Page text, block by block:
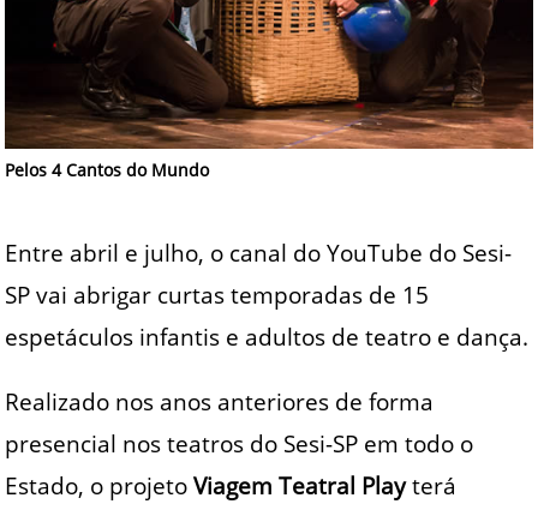
Pelos 4 Cantos do Mundo
Entre abril e julho, o canal do YouTube do Sesi-
SP vai abrigar curtas temporadas de 15
espetáculos infantis e adultos de teatro e dança.
Realizado nos anos anteriores de forma
presencial nos teatros do Sesi-SP em todo o
Estado, o projetoViagem Teatral Playterá